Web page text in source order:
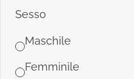
Sesso
Maschile
Femminile